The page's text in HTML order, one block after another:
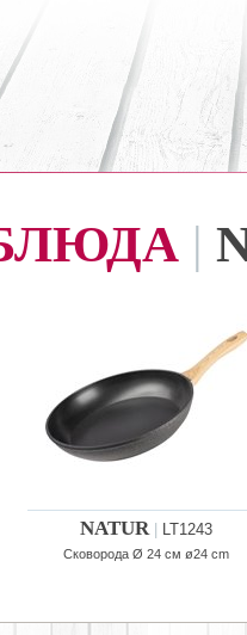
|
NATUR| LT1243
Сковорода Ø 24 см ø24 cm